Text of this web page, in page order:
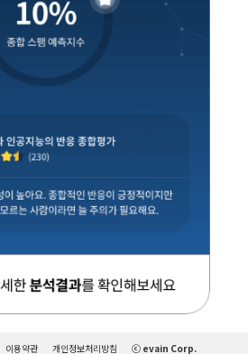
이용약관 개인정보처리방침 ⓒ evain Corp.